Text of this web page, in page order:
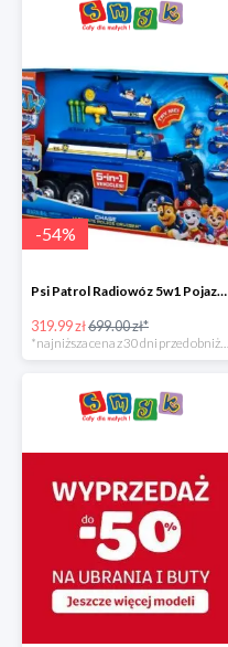
-54%
Psi Patrol Radiowóz 5w1 Pojazd ratunkowy z figurką Chase'a
319.99 zł699.00 zł*